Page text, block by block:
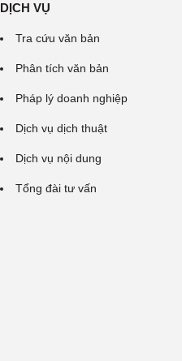
DỊCH VỤ
Tra cứu văn bản
Phân tích văn bản
Pháp lý doanh nghiệp
Dịch vụ dịch thuật
Dịch vụ nội dung
Tổng đài tư vấn